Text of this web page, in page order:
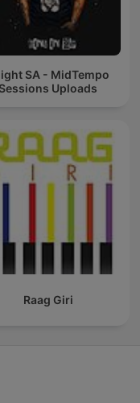
SA - MidTempo
Uploads
Raag Giri